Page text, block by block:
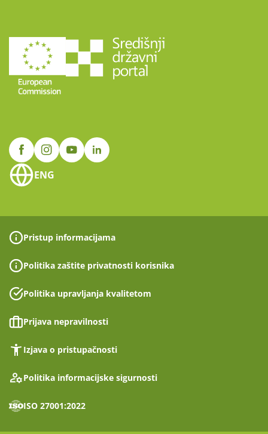
ENG
Pristup informacijama
Politika zaštite privatnosti korisnika
Politika upravljanja kvalitetom
Prijava nepravilnosti
Izjava o pristupačnosti
Politika informacijske sigurnosti
ISO 27001:2022